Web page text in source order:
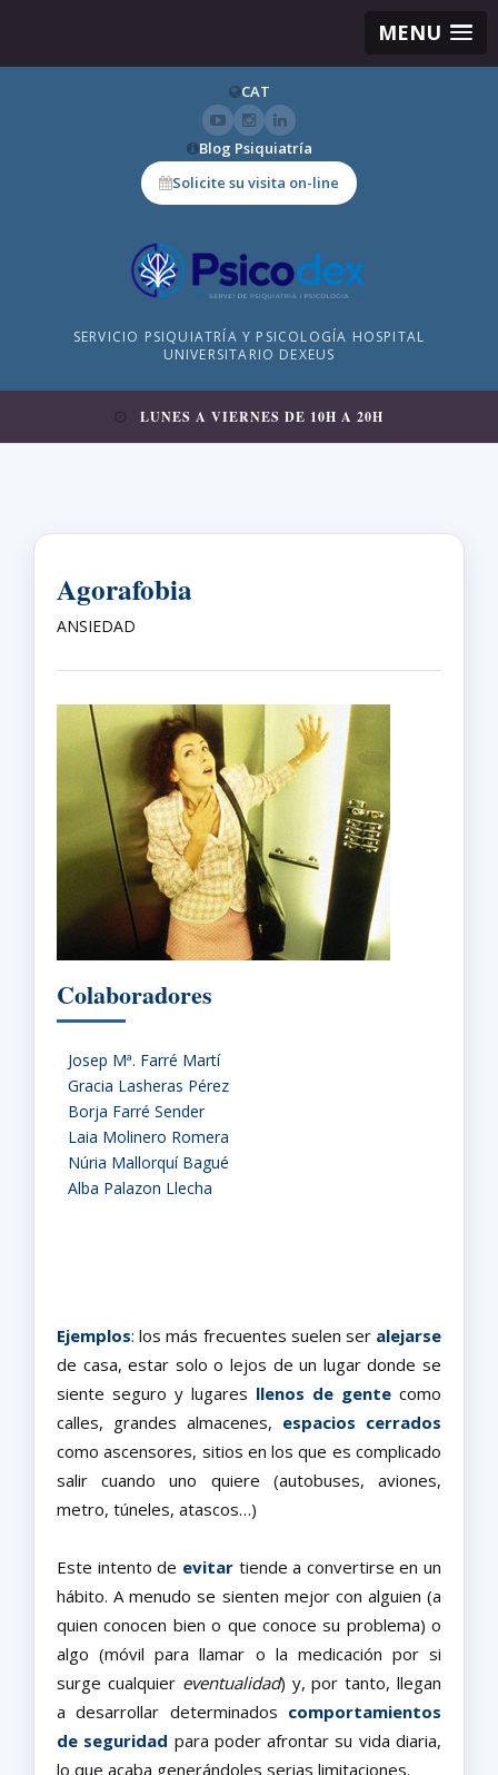
MENU
CAT
Blog Psiquiatría
Solicite su visita on-line
SERVICIO PSIQUIATRÍA Y PSICOLOGÍA HOSPITAL
UNIVERSITARIO DEXEUS
LUNES A VIERNES DE 10H A 20H
Agorafobia
ANSIEDAD
Colaboradores
Josep Mª. Farré Martí
Gracia Lasheras Pérez
Borja Farré Sender
Laia Molinero Romera
Núria Mallorquí Bagué
Alba Palazon Llecha
Ejemplos: los más frecuentes suelen ser alejarse
de casa, estar solo o lejos de un lugar donde se
siente seguro y lugares llenos de gente como
calles, grandes almacenes, espacios cerrados
como ascensores, sitios en los que es complicado
salir cuando uno quiere (autobuses, aviones,
metro, túneles, atascos…)
Este intento de evitartiende a convertirse en un
hábito. A menudo se sienten mejor con alguien (a
quien conocen bien o que conoce su problema) o
algo (móvil para llamar o la medicación por si
surge cualquier eventualidad) y, por tanto, llegan
adesarrollar determinados comportamientos
de seguridad para poder afrontar su vida diaria,
lo que acaba generándoles serias limitaciones.